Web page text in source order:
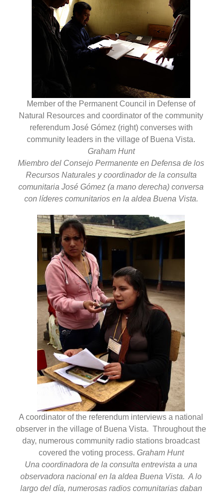
Member of the Permanent Council in Defense of
Natural Resources and coordinator of the community
referendum José Gómez (right) converses with
community leaders in the village of Buena Vista.
Graham Hunt
Miembro del Consejo Permanente en Defensa de los
Recursos Naturales y coordinador de la consulta
comunitaria José Gómez (a mano derecha) conversa
con líderes comunitarios en la aldea Buena Vista.
A coordinator of the referendum interviews a national
observer in the village of Buena Vista. Throughout the
day, numerous community radio stations broadcast
covered the voting process. Graham Hunt
Una coordinadora de la consulta entrevista a una
observadora nacional en la aldea Buena Vista. A lo
largo del día, numerosas radios comunitarias daban